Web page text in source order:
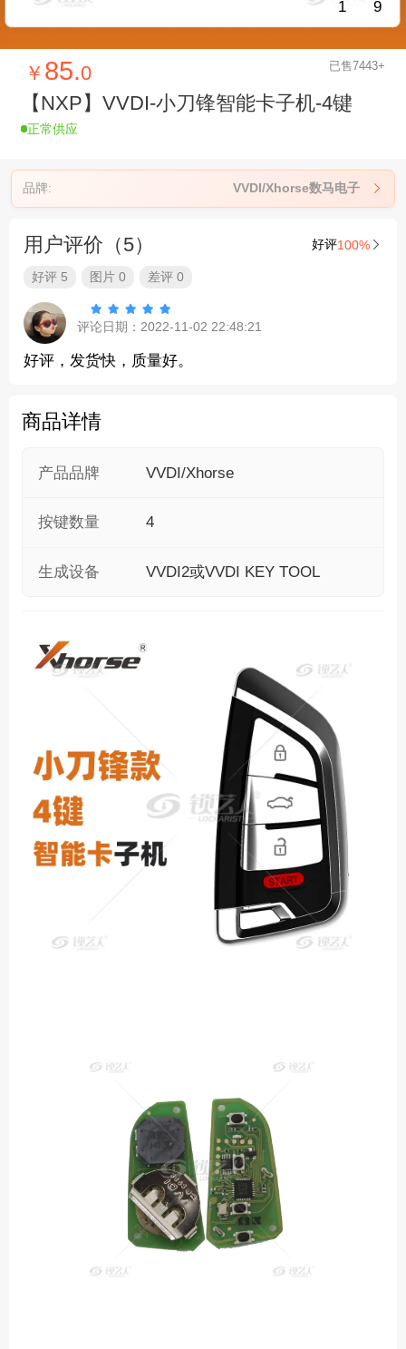
1 9
￥ 85.0 已售7443+
【NXP】VVDI-小刀锋智能卡子机-4键
正常供应
品牌: VVDI/Xhorse数马电子 
用户评价（5） 好评100%
好评 5 图片 0 差评 0
    
评论日期：2022-11-02 22:48:21
好评，发货快，质量好。
商品详情
产品品牌 VVDI/Xhorse
按键数量 4
生成设备 VVDI2或VVDI KEY TOOL